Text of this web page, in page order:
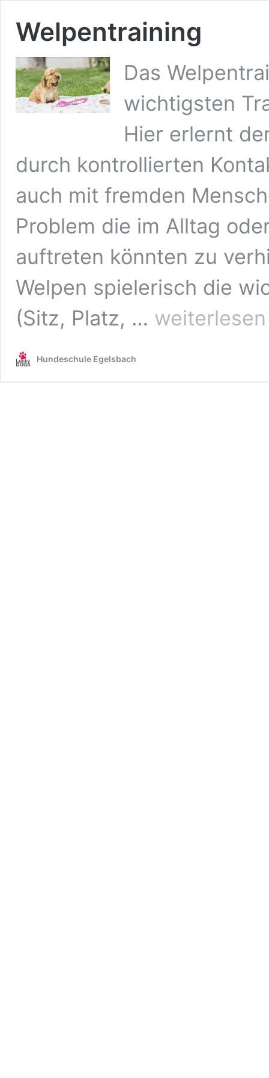
Welpentraining
Das
wichtigsten
Hier erlernt
durch kontrollierten
auch mit fremden
Problem die im Alltag
auftreten könnten zu
Welpen spielerisch die
(Sitz, Platz, …
Welpentraining
weiterlesen
Hundeschule Egelsbach